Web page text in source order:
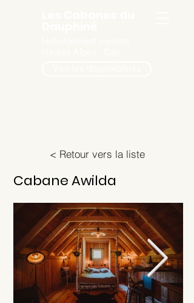
< Retour vers la liste
Cabane Awilda